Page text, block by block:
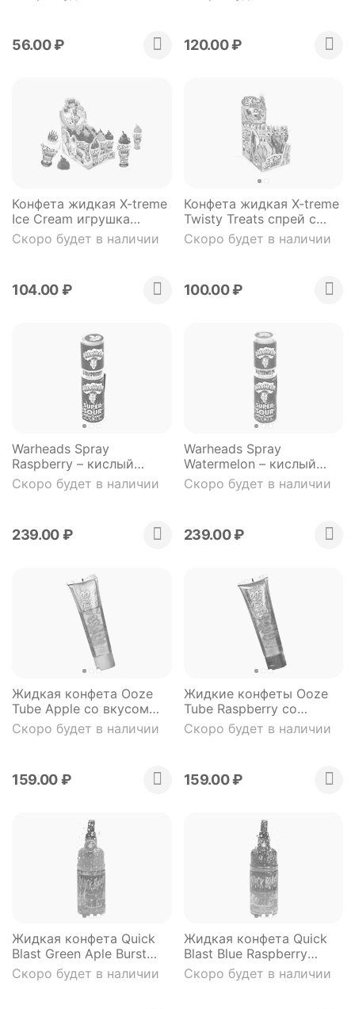
горчица
56.00₽
Динозавр
120.00₽
Конфета жидкая X-treme
Ice Cream игрушка
мороженое
Скоро будет в наличии
104.00₽
Конфета жидкая X-treme
Twisty Treats спрей с
кислым порошком 16,5
гр
Скоро будет в наличии
100.00₽
Warheads Spray
Raspberry – кислый
конфетный спрей со
вкусом ежевики
Скоро будет в наличии
239.00₽
Warheads Spray
Watermelon – кислый
конфетный спрей со
вкусом арбуза
Скоро будет в наличии
239.00₽
Жидкая конфета Ooze
Tube Apple со вкусом
яблока
Скоро будет в наличии
159.00₽
Жидкие конфеты Ooze
Tube Raspberry со
вкусом ежевики
Скоро будет в наличии
159.00₽
Жидкая конфета Quick
Blast Green Aple Burst
разрывное яблоко 58 гр
Скоро будет в наличии
Жидкая конфета Quick
Blast Blue Raspberry
мощь ежевики 58 гр
Скоро будет в наличии